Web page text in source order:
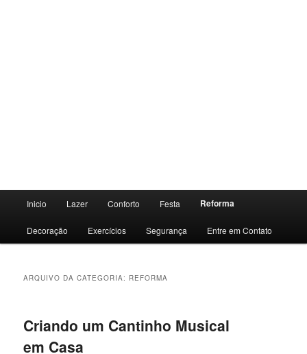
MenuInicio Lazer Conforto Festa Reforma
Decoração Exercícios Segurança Entre em Contato
ARQUIVO DA CATEGORIA: REFORMA
Criando um Cantinho Musical
em Casa